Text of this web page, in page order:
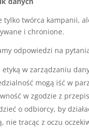
tylko twórca kampanii,
i chronione.
odpowiedzi na
etyką w zarządzaniu
mogą iść w
w zgodzie z
o odbiorcy, by
nie tracąc z oczu